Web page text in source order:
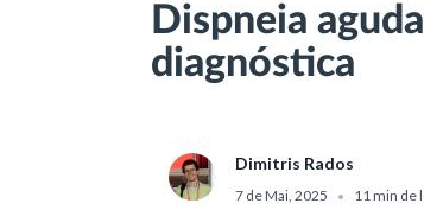
Dispneia
diagnóstica
Dimitris Rados
7 de Mai, 2025 • 11 min de